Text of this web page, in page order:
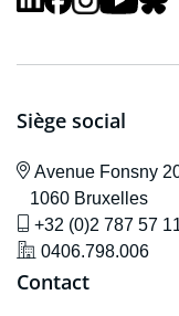
Siège social
icône de localisation
Avenue Fonsny
1060 Bruxelles
icône de gsm
+32 (0)2 787 57
icône de localisation
0406.798.006
Contact